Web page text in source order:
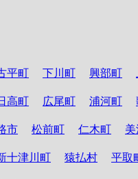
平町 下川町 興部町
高町 広尾町 浦河町
市 松前町 仁木町
十津川町 猿払村 平取